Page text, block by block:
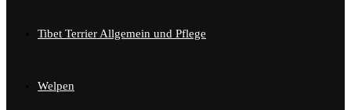
Tibet Terrier Allgemein und Pflege
Welpen